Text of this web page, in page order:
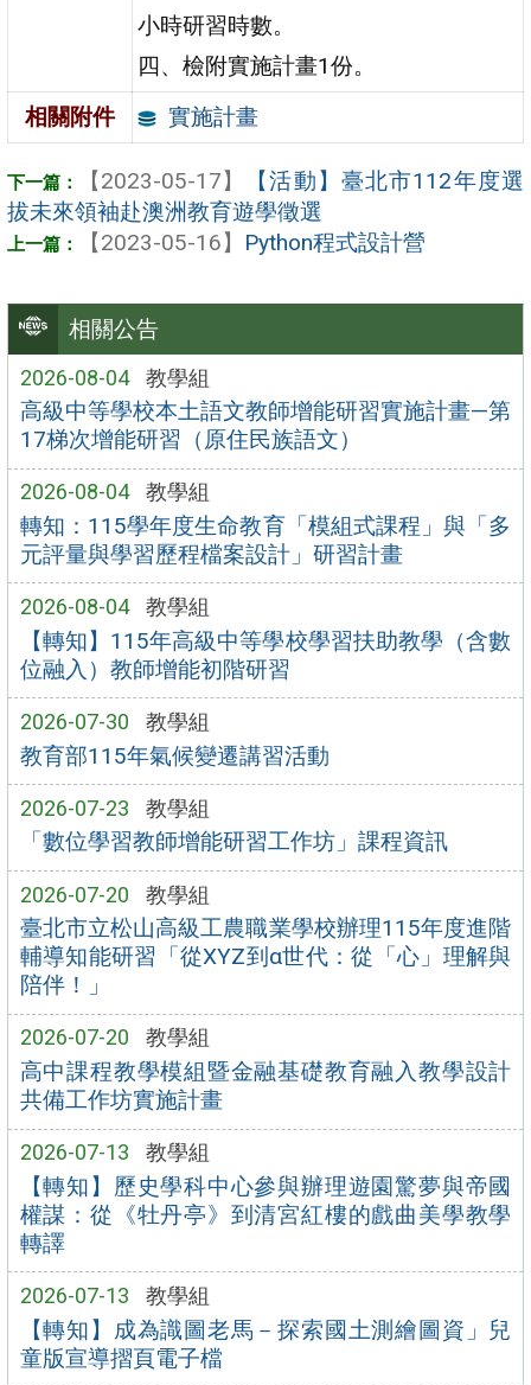
相關公告
2026-08-04 教學組
高級中等學校本土語文教師增能研習實施計畫—第
17梯次增能研習（原住民族語文）
2026-08-04 教學組
轉知：115學年度生命教育「模組式課程」與「多
元評量與學習歷程檔案設計」研習計畫
2026-08-04 教學組
【轉知】115年高級中等學校學習扶助教學（含數
位融入）教師增能初階研習
2026-07-30 教學組
教育部115年氣候變遷講習活動
2026-07-23 教學組
「數位學習教師增能研習工作坊」課程資訊
2026-07-20 教學組
臺北市立松山高級工農職業學校辦理115年度進階
輔導知能研習「從XYZ到α世代：從「心」理解與
陪伴！」
2026-07-20 教學組
高中課程教學模組暨金融基礎教育融入教學設計
共備工作坊實施計畫
2026-07-13 教學組
【轉知】歷史學科中心參與辦理遊園驚夢與帝國
權謀：從《牡丹亭》到清宮紅樓的戲曲美學教學
轉譯
2026-07-13 教學組
【轉知】成為識圖老馬－探索國土測繪圖資」兒
童版宣導摺頁電子檔
小時研習時數。
四、檢附實施計畫1份。
相關附件
實施計畫
【2023-05-17】
【活動】臺北市112年度選
拔未來領袖赴澳洲教育遊學徵選
【2023-05-16】 Python程式設計營